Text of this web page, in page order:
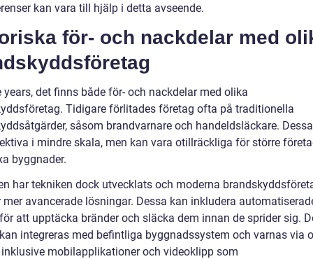
kan vara till hjälp i detta avseende.
för- och nackdelar med
years, det finns både för- och nackdelar med olika
Tidigare förlitades företag ofta på traditionella
såsom brandvarnare och handeldsläckare.
i mindre skala, men kan vara otillräckliga för större
byggnader.
har tekniken dock utvecklats och moderna
mer avancerade lösningar. Dessa kan inkludera
att upptäcka bränder och släcka dem innan de sprider sig.
integreras med befintliga byggnadssystem och varnas via
inklusive mobilapplikationer och videoklipp som